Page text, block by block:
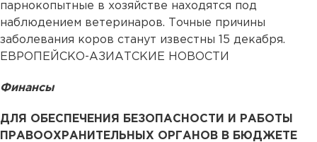
парнокопытные в хозяйстве находятся под
наблюдением ветеринаров. Точные причины
заболевания коров станут известны 15 декабря.
ЕВРОПЕЙСКО-АЗИАТСКИЕ НОВОСТИ
Финансы
ДЛЯ ОБЕСПЕЧЕНИЯ БЕЗОПАСНОСТИ И РАБОТЫ
ПРАВООХРАНИТЕЛЬНЫХ ОРГАНОВ В БЮДЖЕТЕ